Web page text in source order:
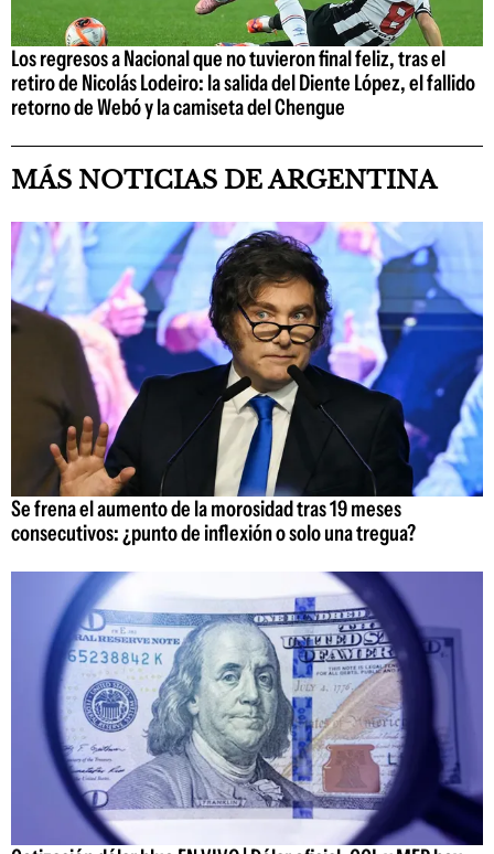
Los regresos a Nacional que no tuvieron final feliz, tras el
retiro de Nicolás Lodeiro: la salida del Diente López, el fallido
retorno de Webó y la camiseta del Chengue
MÁS NOTICIAS DE ARGENTINA
Se frena el aumento de la morosidad tras 19 meses
consecutivos: ¿punto de inflexión o solo una tregua?